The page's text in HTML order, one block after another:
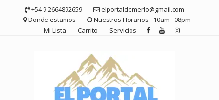
contenido
+54 9 2664892659
elportaldemerlo@gmail.com
Donde estamos
Nuestros Horarios - 10am - 08pm
Mi Lista
Carrito Servicios